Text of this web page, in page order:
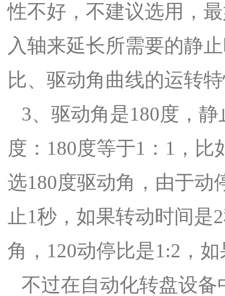
性不好，不建议选用，
入轴来延长所需要的静
比、驱动角曲线的运转
3、驱动角是180度，
度：180度等于1：1，
选180度驱动角，由于动
止1秒，如果转动时间是
角，120动停比是1:2，
不过在自动化转盘设